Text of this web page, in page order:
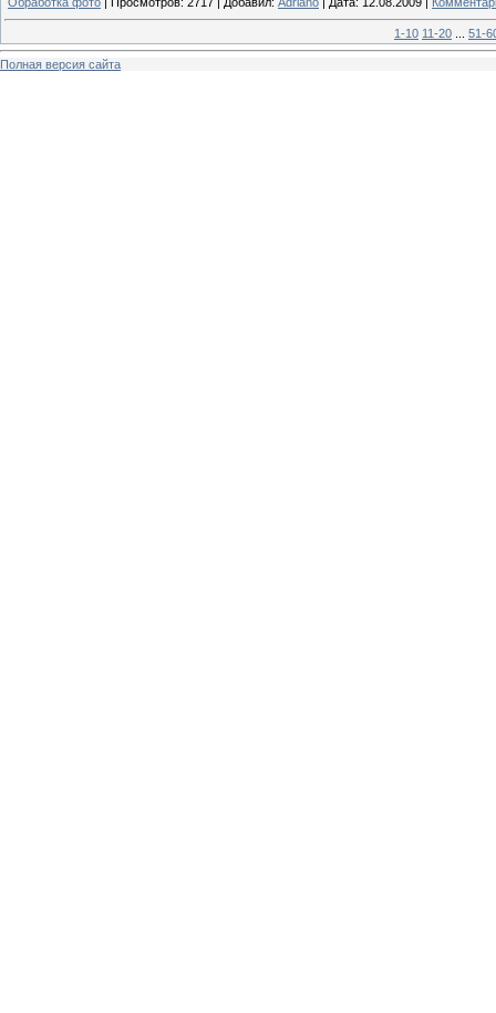
Обработка фото Просмотров: 2717 Добавил: Adriano Дата: 12.08.2009
1-10 11-20 51-
Полная версия сайта